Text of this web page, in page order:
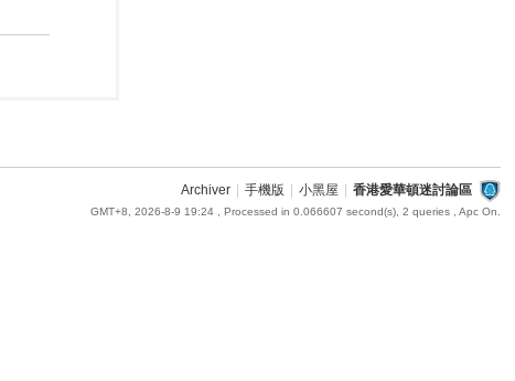
Archiver 手機版 小黑屋 香港愛華頓迷討論區
GMT+8, 2026-8-9 19:24, Processed in 0.066607 second(s), 2 queries , Apc On.